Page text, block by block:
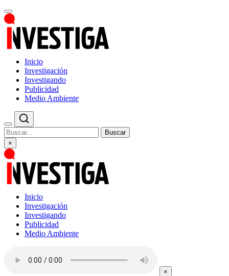
Inicio
Investigación
Investigando
Publicidad
Medio Ambiente
Buscar
×
Inicio
Investigación
Investigando
Publicidad
Medio Ambiente
×